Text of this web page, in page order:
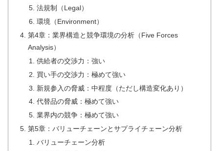
法規制（Legal）
環境（Environment）
第4章：業界構造と競争環境の分析（Five Forces
Analysis）
供給者の交渉力：強い
買い手の交渉力：極めて強い
新規参入の脅威：中程度（ただし構造変化あり）
代替品の脅威：極めて強い
業界内の競争：極めて強い
第5章：バリューチェーンとサプライチェーン分析
バリューチェーン分析